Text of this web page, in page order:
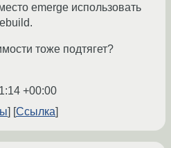
emerge использовать
тоже подтягет?
+00:00
Ссылка